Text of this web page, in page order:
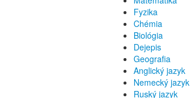
Fyzika
Chémia
Biológia
Dejepis
Geografia
Anglický jazyk
Nemecký jazyk
Ruský jazyk